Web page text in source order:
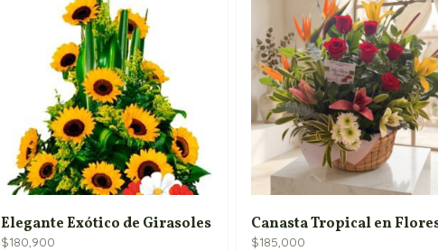
Elegante Exótico de Girasoles
$180,900
Canasta Tropical en
$185,000